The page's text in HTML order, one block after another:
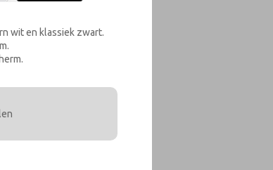
wit en klassiek zwart.